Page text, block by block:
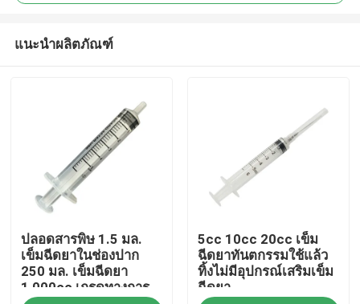
แนะนำผลิตภัณฑ์
ปลอดสารพิษ 1.5 มล.
เข็มฉีดยาในช่องปาก
250 มล. เข็มฉีดยา
1,000cc เกรดทางการ
5cc 10cc 20cc เข็ม
ฉีดยาทันตกรรมใช้แล้ว
ทิ้งไม่มีอุปกรณ์เสริมเข็ม
ฉีดยา